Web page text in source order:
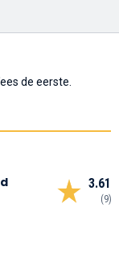
de eerste.
3.61
(9)